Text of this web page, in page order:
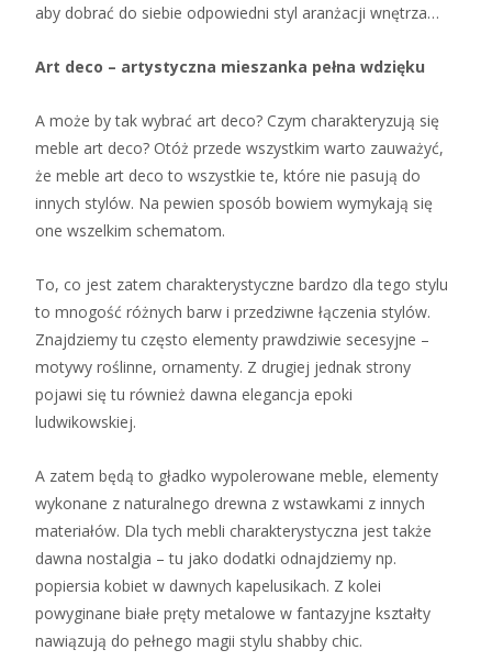
aby dobrać do siebie odpowiedni styl aranżacji wnętrza…
Art deco – artystyczna mieszanka pełna wdzięku
A może by tak wybrać art deco? Czym charakteryzują się
meble art deco? Otóż przede wszystkim warto zauważyć,
że meble art deco to wszystkie te, które nie pasują do
innych stylów. Na pewien sposób bowiem wymykają się
one wszelkim schematom.
To, co jest zatem charakterystyczne bardzo dla tego stylu
to mnogość różnych barw i przedziwne łączenia stylów.
Znajdziemy tu często elementy prawdziwie secesyjne –
motywy roślinne, ornamenty. Z drugiej jednak strony
pojawi się tu również dawna elegancja epoki
ludwikowskiej.
A zatem będą to gładko wypolerowane meble, elementy
wykonane z naturalnego drewna z wstawkami z innych
materiałów. Dla tych mebli charakterystyczna jest także
dawna nostalgia – tu jako dodatki odnajdziemy np.
popiersia kobiet w dawnych kapelusikach. Z kolei
powyginane białe pręty metalowe w fantazyjne kształty
nawiązują do pełnego magii stylu shabby chic.